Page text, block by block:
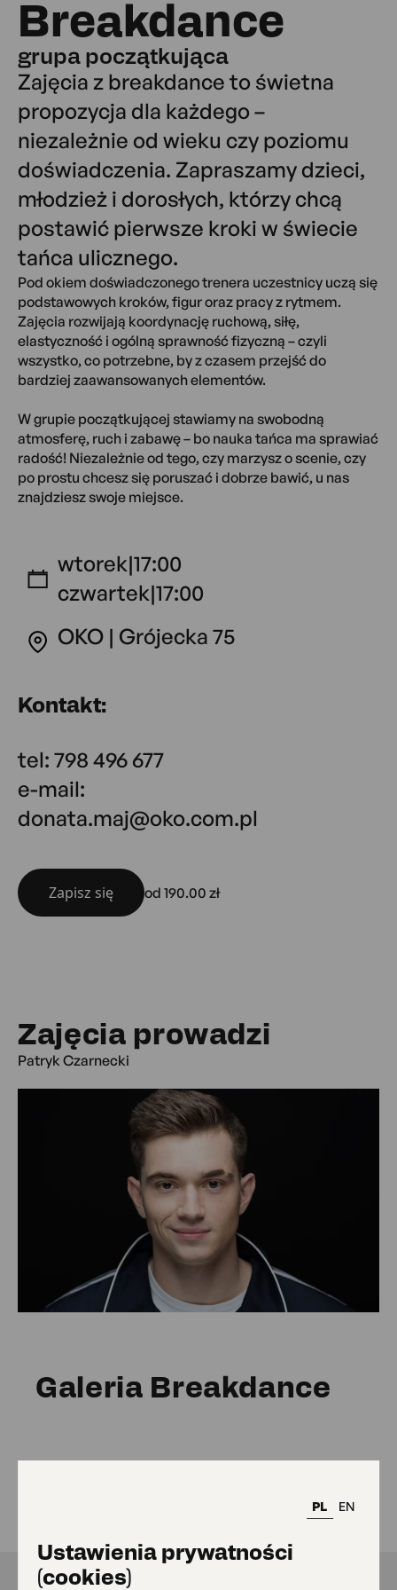
PL EN
Ustawienia prywatności
(cookies)
Breakdance
grupa początkująca
Zajęcia z breakdance to świetna
propozycja dla każdego –
niezależnie od wieku czy poziomu
doświadczenia. Zapraszamy dzieci,
młodzież i dorosłych, którzy chcą
postawić pierwsze kroki w świecie
tańca ulicznego.
Pod okiem doświadczonego trenera uczestnicy uczą się
podstawowych kroków, figur oraz pracy z rytmem.
Zajęcia rozwijają koordynację ruchową, siłę,
elastyczność i ogólną sprawność fizyczną – czyli
wszystko, co potrzebne, by z czasem przejść do
bardziej zaawansowanych elementów.
W grupie początkującej stawiamy na swobodną
atmosferę, ruch i zabawę – bo nauka tańca ma sprawiać
radość! Niezależnie od tego, czy marzysz o scenie, czy
po prostu chcesz się poruszać i dobrze bawić, u nas
znajdziesz swoje miejsce.
wtorek|17:00
czwartek|17:00
OKO | Grójecka 75
Kontakt:
tel: 798 496 677
e-mail:
donata.maj@oko.com.pl
Zapisz się od 190.00 zł
Zajęcia prowadzi
Patryk Czarnecki
Galeria Breakdance
karta zajęć